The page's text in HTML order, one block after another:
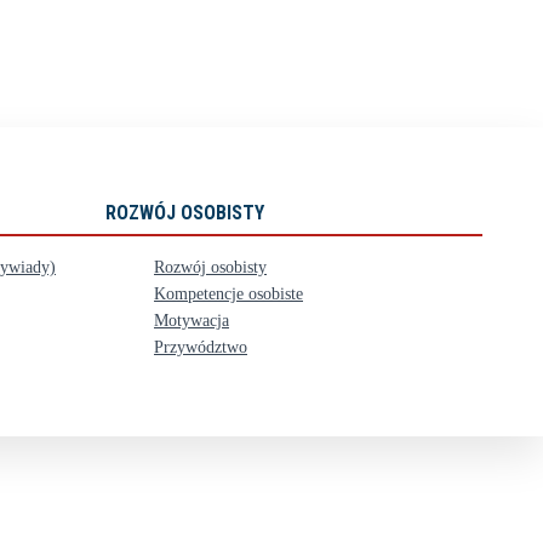
ROZWÓJ OSOBISTY
Rozwój osobisty
Kompetencje osobiste
Motywacja
Przywództwo